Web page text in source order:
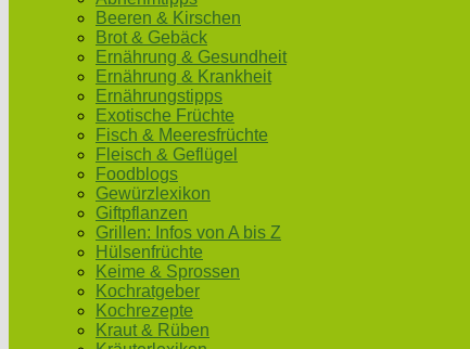
Beeren & Kirschen
Brot & Gebäck
Ernährung & Gesundheit
Ernährung & Krankheit
Ernährungstipps
Exotische Früchte
Fisch & Meeresfrüchte
Fleisch & Geflügel
Foodblogs
Gewürzlexikon
Giftpflanzen
Grillen: Infos von A bis Z
Hülsenfrüchte
Keime & Sprossen
Kochratgeber
Kochrezepte
Kraut & Rüben